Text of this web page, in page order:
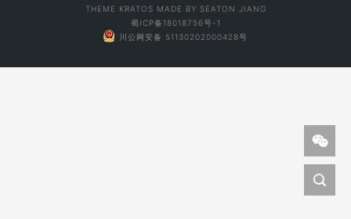
THEME KRATOS MADE BY SEATON JIANG
蜀ICP备18018756号-1
川公网安备 51130202000428号